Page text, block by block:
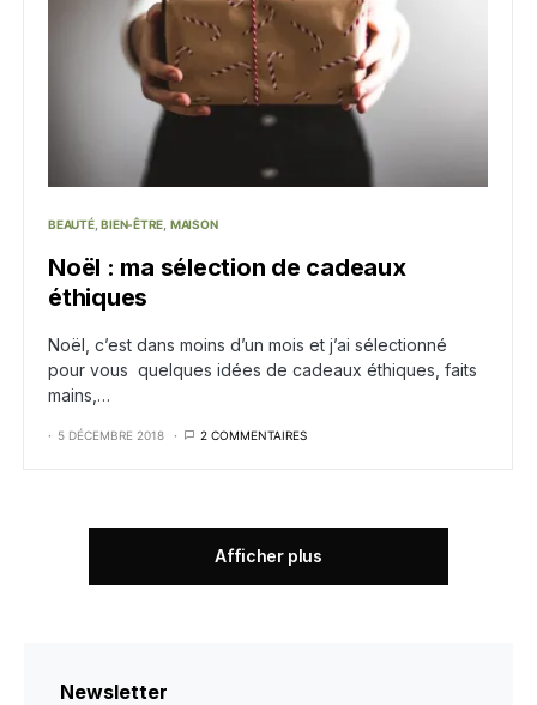
BEAUTÉ BIEN-ÊTRE MAISON
Noël : ma sélection de cadeaux
éthiques
Noël, c’est dans moins d’un mois et j’ai sélectionné
pour vous quelques idées de cadeaux éthiques, faits
mains,…
5 DÉCEMBRE 2018 2 COMMENTAIRES
Afficher plus
Newsletter